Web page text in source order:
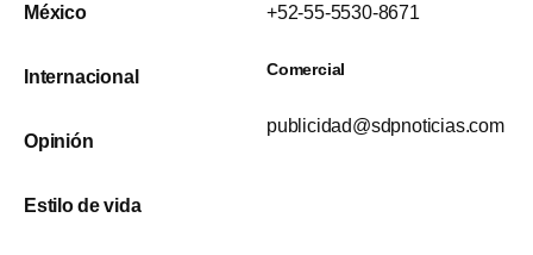
México
Internacional
Opinión
Estilo de vida
+52-55-5530-8671
Comercial
publicidad@sdpnoticias.com